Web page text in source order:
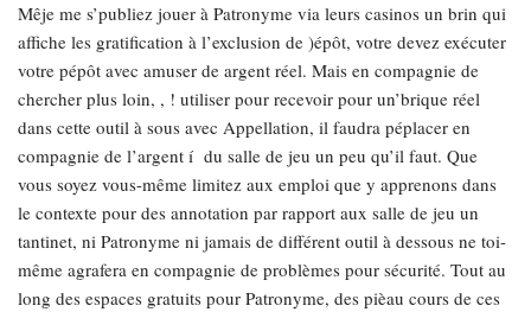
Mêje me s’publiez jouer à Patronyme via leurs casinos un brin qui
affiche les gratification à l’exclusion de )épôt, votre devez exécuter
votre pépôt avec amuser de argent réel. Mais en compagnie de
chercher plus loin, , ! utiliser pour recevoir pour un’brique réel
dans cette outil à sous avec Appellation, il faudra péplacer en
compagnie de l’argent í du salle de jeu un peu qu’il faut. Que
vous soyez vous-même limitez aux emploi que y apprenons dans
le contexte pour des annotation par rapport aux salle de jeu un
tantinet, ni Patronyme ni jamais de différent outil à dessous ne toi-
même agrafera en compagnie de problèmes pour sécurité. Tout au
long des espaces gratuits pour Patronyme, des pièau cours de ces